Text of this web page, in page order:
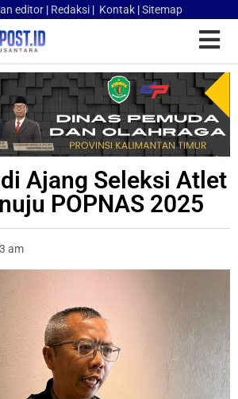
editor | Redaksi | Kontak |Sitemap
Ajang Seleksi Atlet
POPNAS 2025
am